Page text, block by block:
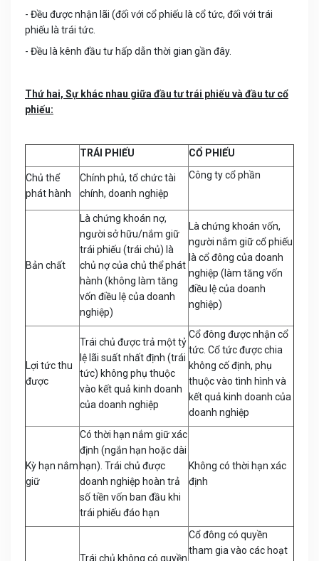
- Đều được nhận lãi (đối với cổ phiếu là cổ tức, đối với trái
phiếu là trái tức.
- Đều là kênh đầu tư hấp dẫn thời gian gần đây.
Thứ hai, Sự khác nhau giữa đầu tư trái phiếu và đầu tư cổ
phiếu:
TRÁI PHIẾU CỔ PHIẾU
Chủ thể
phát hành
Chính phủ, tổ chức tài
chính, doanh nghiệp
Công ty cổ phần
Bản chất
Là chứng khoán nợ,
người sở hữu/nắm giữ
trái phiếu (trái chủ) là
chủ nợ của chủ thể phát
hành (không làm tăng
vốn điều lệ của doanh
nghiệp)
Là chứng khoán vốn,
người nắm giữ cổ phiếu
là cổ đông của doanh
nghiệp (làm tăng vốn
điều lệ của doanh
nghiệp)
Lợi tức thu
được
Trái chủ được trả một tỷ
lệ lãi suất nhất định (trái
tức) không phụ thuộc
vào kết quả kinh doanh
của doanh nghiệp
Cổ đông được nhận cổ
tức. Cổ tức được chia
không cố định, phụ
thuộc vào tình hình và
kết quả kinh doanh của
doanh nghiệp
Kỳ hạn nắm
giữ
Có thời hạn nắm giữ xác
định (ngắn hạn hoặc dài
hạn). Trái chủ được
doanh nghiệp hoàn trả
số tiền vốn ban đầu khi
trái phiếu đáo hạn
Không có thời hạn xác
định
Trái chủ không có quyền
Cổ đông có quyền
tham gia vào các hoạt